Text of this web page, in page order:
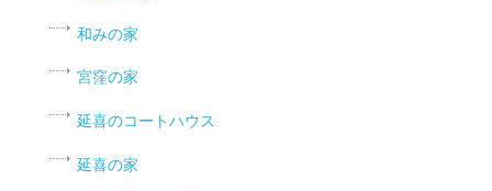
和みの家
宮窪の家
延喜のコートハウス
延喜の家